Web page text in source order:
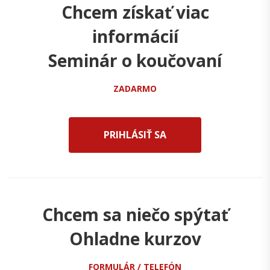
Chcem získať viac
informácií
Seminár o koučovaní
ZADARMO
PRIHLÁSIŤ SA
Chcem sa niečo spýtať
Ohladne kurzov
FORMULÁR / TELEFÓN